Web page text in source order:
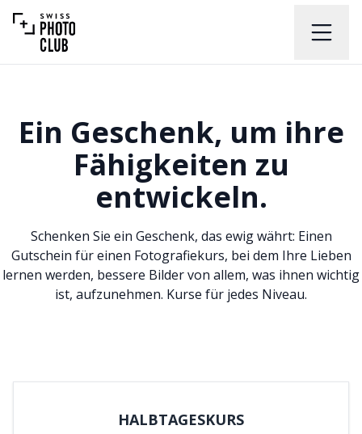
Ein Geschenk, um ihre
Fähigkeiten zu
entwickeln.
Schenken Sie ein Geschenk, das ewig währt: Einen
Gutschein für einen Fotografiekurs, bei dem Ihre Lieben
lernen werden, bessere Bilder von allem, was ihnen wichtig
ist, aufzunehmen. Kurse für jedes Niveau.
HALBTAGESKURS